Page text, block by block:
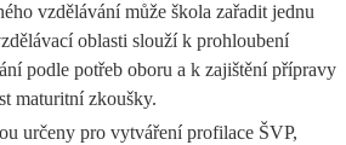
vzdělávání může škola zařadit jednu
oblasti slouží k prohloubení
podle potřeb oboru a k zajištění přípravy
maturitní zkoušky.
určeny pro vytváření profilace ŠVP,